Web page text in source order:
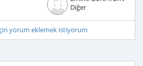
Diğer
yorum eklemek istiyorum